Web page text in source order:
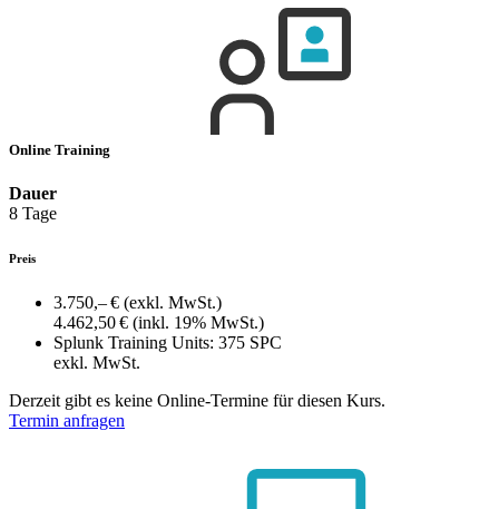
Online Training
Dauer
8 Tage
Preis
3.750,– € (exkl. MwSt.)
4.462,50 € (inkl. 19% MwSt.)
Splunk Training Units: 375 SPC
exkl. MwSt.
Derzeit gibt es keine Online-Termine für diesen Kurs.
Termin anfragen